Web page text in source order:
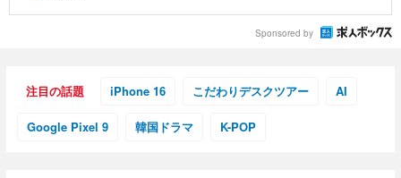
Sponsored by
注目の話題 iPhone 16 こだわりデスクツアー AI
Google Pixel 9 韓国ドラマ K-POP